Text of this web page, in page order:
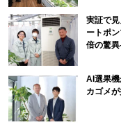
実証で
ートポ
倍の驚異
AI選果
カゴメ